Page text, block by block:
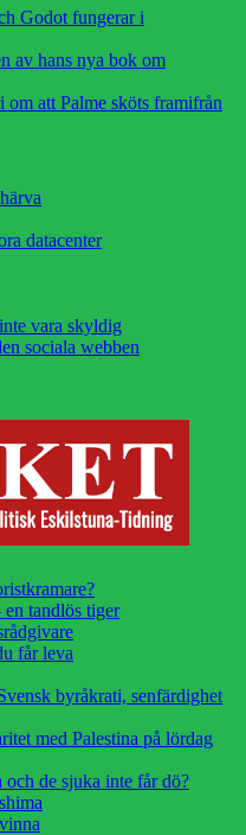
Godot fungerar i
av hans nya bok om
att Palme sköts framifrån
datacenter
vara skyldig
sociala webben
tandlös tiger
får leva
byråkrati, senfärdighet
med Palestina på lördag
de sjuka inte får dö?